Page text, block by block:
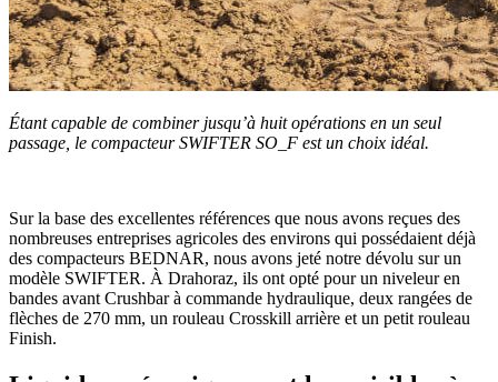
Étant capable de combiner jusqu’à huit opérations en un seul
passage, le compacteur SWIFTER SO_F est un choix idéal.
Sur la base des excellentes références que nous avons reçues des
nombreuses entreprises agricoles des environs qui possédaient déjà
des compacteurs BEDNAR, nous avons jeté notre dévolu sur un
modèle SWIFTER. À Drahoraz, ils ont opté pour un niveleur en
bandes avant Crushbar à commande hydraulique, deux rangées de
flèches de 270 mm, un rouleau Crosskill arrière et un petit rouleau
Finish.